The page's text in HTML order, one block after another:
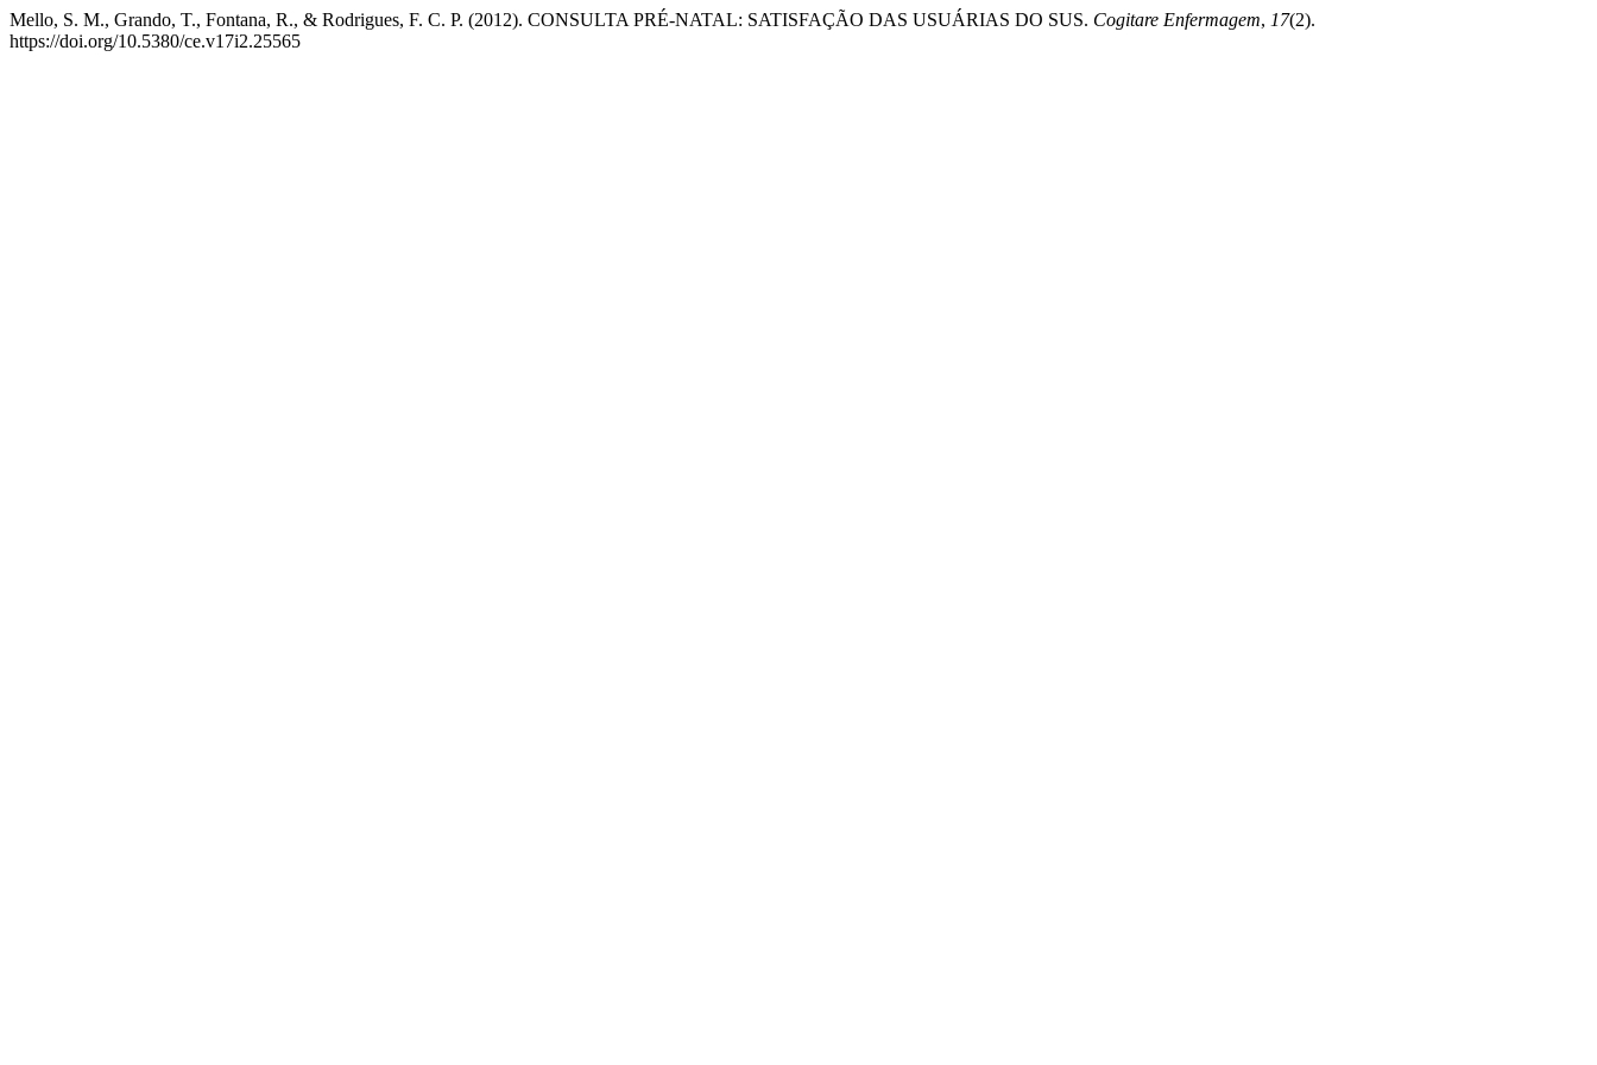
Mello, S. M., Grando, T., Fontana, R., & Rodrigues, F. C. P. (2012). CONSULTA PRÉ-NATAL: SATISFAÇÃO DAS USUÁRIAS DO SUS. Cogitare Enfermagem, 17(2).
https://doi.org/10.5380/ce.v17i2.25565